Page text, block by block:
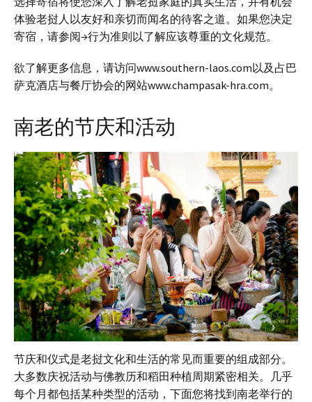
体验老挝人以友好和亲切而闻名的待客之道。如果您决定
寄宿，请参阅→行为准则以了解应该尊重的文化规范。
欲了解更多信息，请访问www.southern-laos.com以及占巴
萨克酒店与餐厅协会的网站www.champasak-hra.com。
南老的节庆和活动
节庆和仪式是老挝文化和生活的常见而重要的组成部分。
大多数庆祝活动与佛教历和稻田种植周期紧密相关。几乎
每个月都包括某种类型的活动，下面您将找到南老举行的